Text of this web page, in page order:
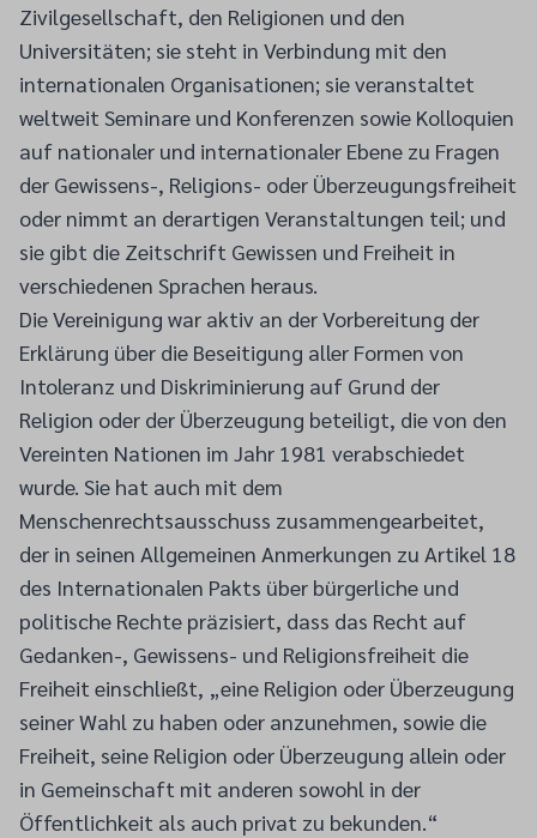
Zivilgesellschaft, den Religionen und den
Universitäten; sie steht in Verbindung mit den
internationalen Organisationen; sie veranstaltet
weltweit Seminare und Konferenzen sowie Kolloquien
auf nationaler und internationaler Ebene zu Fragen
der Gewissens-, Religions- oder Überzeugungsfreiheit
oder nimmt an derartigen Veranstaltungen teil; und
sie gibt die Zeitschrift Gewissen und Freiheit in
verschiedenen Sprachen heraus.
Die Vereinigung war aktiv an der Vorbereitung der
Erklärung über die Beseitigung aller Formen von
Intoleranz und Diskriminierung auf Grund der
Religion oder der Überzeugung beteiligt, die von den
Vereinten Nationen im Jahr 1981 verabschiedet
wurde. Sie hat auch mit dem
Menschenrechtsausschuss zusammengearbeitet,
der in seinen Allgemeinen Anmerkungen zu Artikel 18
des Internationalen Pakts über bürgerliche und
politische Rechte präzisiert, dass das Recht auf
Gedanken-, Gewissens- und Religionsfreiheit die
Freiheit einschließt, „eine Religion oder Überzeugung
seiner Wahl zu haben oder anzunehmen, sowie die
Freiheit, seine Religion oder Überzeugung allein oder
in Gemeinschaft mit anderen sowohl in der
Öffentlichkeit als auch privat zu bekunden.“